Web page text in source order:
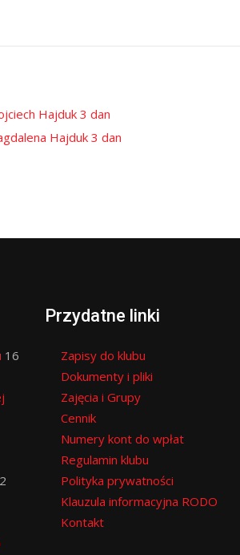
Hajduk 3 dan
Hajduk 3 dan
16
Przydatne linki
Zapisy do klubu
Dokumenty i pliki
Zajęcia i Grupy
Cennik
Numery kont do wpłat
Regulamin klubu
Polityka prywatności
Klauzula informacyjna RODO
Kontakt